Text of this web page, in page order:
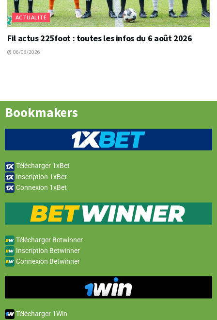
ACTUALITÉ
Fil actus 225foot : toutes les infos du 6 août 2026
06/08/2026
Bookmakers
Télécharger 1xBet
Inscription 1xBet
Connexion 1xBet
Télécharger Betwinner
Inscription Betwinner
Connexion Betwinner
Télécharger 1Win